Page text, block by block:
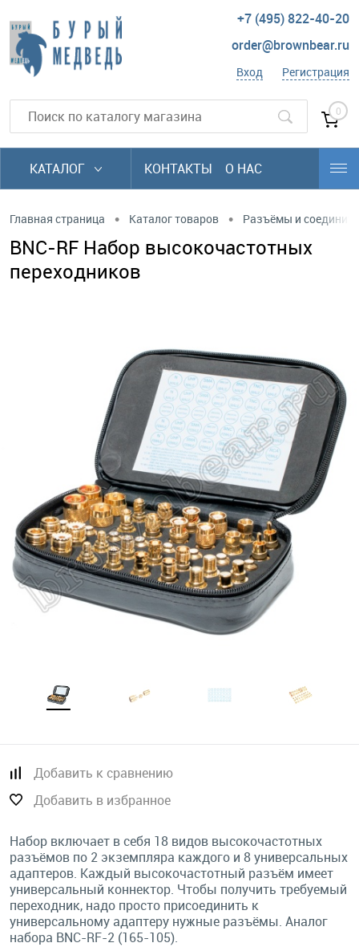
+7 (495) 822-40-20
order@brownbear.ru
Вход Регистрация
0
КАТАЛОГ КОНТАКТЫ О НАС
Главная страница • Каталог товаров • Разъёмы и
BNC-RF Набор высокочастотных
переходников
Добавить к сравнению
Добавить в избранное
Набор включает в себя 18 видов высокочастотных
разъёмов по 2 экземпляра каждого и 8 универсальных
адаптеров. Каждый высокочастотный разъём имеет
универсальный коннектор. Чтобы получить требуемый
переходник, надо просто присоединить к
универсальному адаптеру нужные разъёмы. Аналог
набора BNC-RF-2 (165-105).